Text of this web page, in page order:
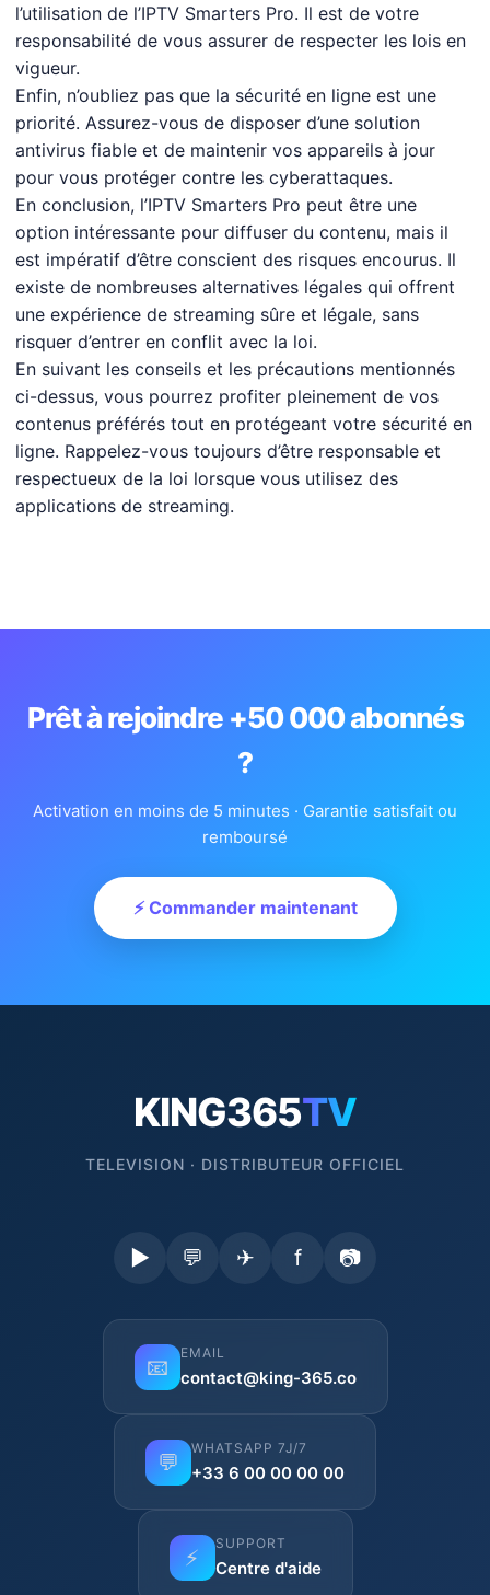
l’utilisation de l’IPTV Smarters Pro. Il est de votre
responsabilité de vous assurer de respecter les lois en
vigueur.
Enfin, n’oubliez pas que la sécurité en ligne est une
priorité. Assurez-vous de disposer d’une solution
antivirus fiable et de maintenir vos appareils à jour
pour vous protéger contre les cyberattaques.
En conclusion, l’IPTV Smarters Pro peut être une
option intéressante pour diffuser du contenu, mais il
est impératif d’être conscient des risques encourus. Il
existe de nombreuses alternatives légales qui offrent
une expérience de streaming sûre et légale, sans
risquer d’entrer en conflit avec la loi.
En suivant les conseils et les précautions mentionnés
ci-dessus, vous pourrez profiter pleinement de vos
contenus préférés tout en protégeant votre sécurité en
ligne. Rappelez-vous toujours d’être responsable et
respectueux de la loi lorsque vous utilisez des
applications de streaming.
Prêt à rejoindre +50 000 abonnés
?
Activation en moins de 5 minutes · Garantie satisfait ou
remboursé
⚡ Commander maintenant
KING365TV
TELEVISION · DISTRIBUTEUR OFFICIEL
▶ 💬 ✈ f 📷
📧
EMAIL
contact@king-365.co
💬
WHATSAPP 7J/7
+33 6 00 00 00 00
⚡
SUPPORT
Centre d'aide